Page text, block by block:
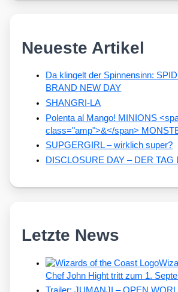
Neueste Artikel
Da klingelt der Spinnensinn:
BRAND NEW DAY
SHANGRI-LA
Polenta al Mango! MINIONS
class="amp">&</span>
SUPGERGIRL – wirklich super?
DISCLOSURE DAY – DER TAG
Letzte News
Chef John Hight tritt zum 1.